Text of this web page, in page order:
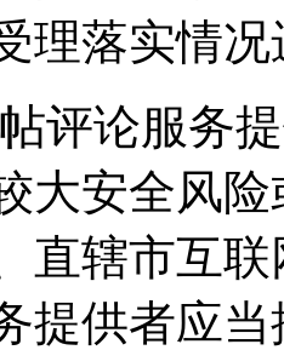
理落实情
评论服务
大安全风
直辖市互
提供者应